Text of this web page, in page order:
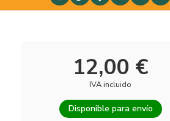
12,00 €
IVA incluido
Disponible para envío